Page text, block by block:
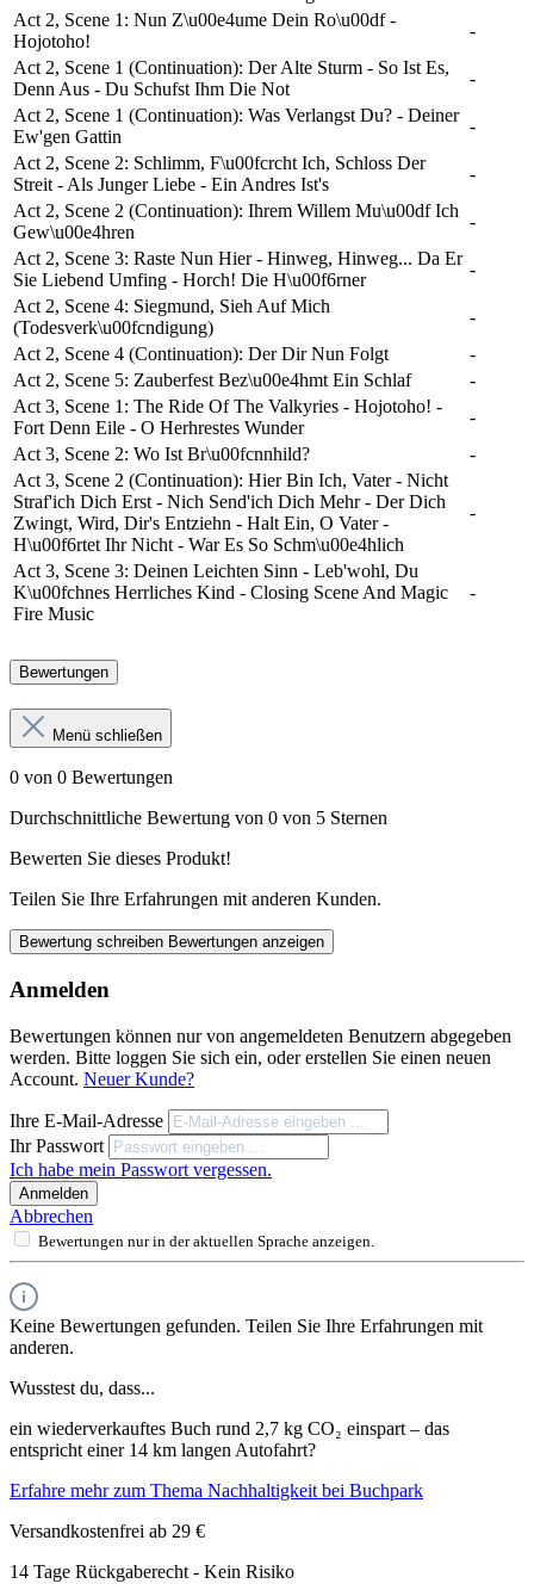
Act 2, Scene 1: Nun Z\u00e4ume Dein Ro\u00df -
Hojotoho!
-
Act 2, Scene 1 (Continuation): Der Alte Sturm - So Ist Es,
Denn Aus - Du Schufst Ihm Die Not
-
Act 2, Scene 1 (Continuation): Was Verlangst Du? - Deiner
Ew'gen Gattin
-
Act 2, Scene 2: Schlimm, F\u00fcrcht Ich, Schloss Der
Streit - Als Junger Liebe - Ein Andres Ist's
-
Act 2, Scene 2 (Continuation): Ihrem Willem Mu\u00df Ich
Gew\u00e4hren
-
Act 2, Scene 3: Raste Nun Hier - Hinweg, Hinweg... Da Er
Sie Liebend Umfing - Horch! Die H\u00f6rner
-
Act 2, Scene 4: Siegmund, Sieh Auf Mich
(Todesverk\u00fcndigung)
-
Act 2, Scene 4 (Continuation): Der Dir Nun Folgt
-
Act 2, Scene 5: Zauberfest Bez\u00e4hmt Ein Schlaf
-
Act 3, Scene 1: The Ride Of The Valkyries - Hojotoho! -
Fort Denn Eile - O Herhrestes Wunder
-
Act 3, Scene 2: Wo Ist Br\u00fcnnhild?
-
Act 3, Scene 2 (Continuation): Hier Bin Ich, Vater - Nicht
Straf'ich Dich Erst - Nich Send'ich Dich Mehr - Der Dich
Zwingt, Wird, Dir's Entziehn - Halt Ein, O Vater -
H\u00f6rtet Ihr Nicht - War Es So Schm\u00e4hlich
-
Act 3, Scene 3: Deinen Leichten Sinn - Leb'wohl, Du
K\u00fchnes Herrliches Kind - Closing Scene And Magic
Fire Music
-
Bewertungen
Menü schließen
0 von 0 Bewertungen
Durchschnittliche Bewertung von 0 von 5 Sternen
Bewerten Sie dieses Produkt!
Teilen Sie Ihre Erfahrungen mit anderen Kunden.
Bewertung schreiben Bewertungen anzeigen
Anmelden
Bewertungen können nur von angemeldeten Benutzern abgegeben
werden. Bitte loggen Sie sich ein, oder erstellen Sie einen neuen
Account. Neuer Kunde?
Ihre E-Mail-Adresse
Ihr Passwort
Ich habe mein Passwort vergessen.
Anmelden
Abbrechen
Bewertungen nur in der aktuellen Sprache anzeigen.
Keine Bewertungen gefunden. Teilen Sie Ihre Erfahrungen mit
anderen.
Wusstest du, dass...
ein wiederverkauftes Buch rund 2,7 kg CO₂ einspart – das
entspricht einer 14 km langen Autofahrt?
Erfahre mehr zum Thema Nachhaltigkeit bei Buchpark
Versandkostenfrei ab 29 €
14 Tage Rückgaberecht - Kein Risiko